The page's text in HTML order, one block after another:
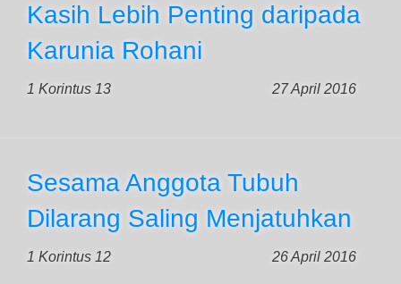
Kasih Lebih Penting daripada
Karunia Rohani
1 Korintus 13 27 April 2016
Sesama Anggota Tubuh
Dilarang Saling Menjatuhkan
1 Korintus 12 26 April 2016